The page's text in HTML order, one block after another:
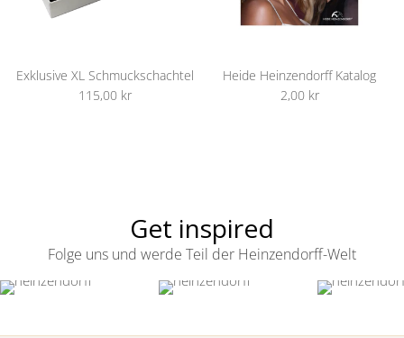
Exklusive XL Schmuckschachtel
115,00 kr
Heide Heinzendorff Katalog
2,00 kr
Get inspired
Folge uns und werde Teil der Heinzendorff-Welt